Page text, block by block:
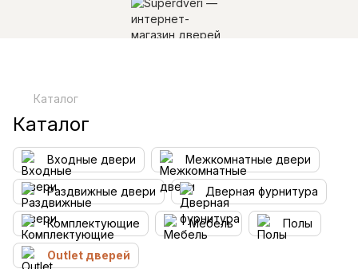
Каталог
Каталог
Входные двери Межкомнатные двери
Раздвижные двери Дверная фурнитура
Комплектующие Мебель Полы
Outlet дверей